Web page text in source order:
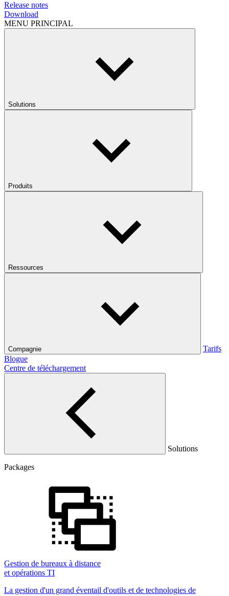
Release notes
Download
MENU PRINCIPAL
Solutions
Produits
Ressources
Compagnie
Tarifs
Blogue
Centre de téléchargement
Solutions
Packages
Gestion de bureaux à distance
et opérations TI
La gestion d'un grand éventail d'outils et de technologies de